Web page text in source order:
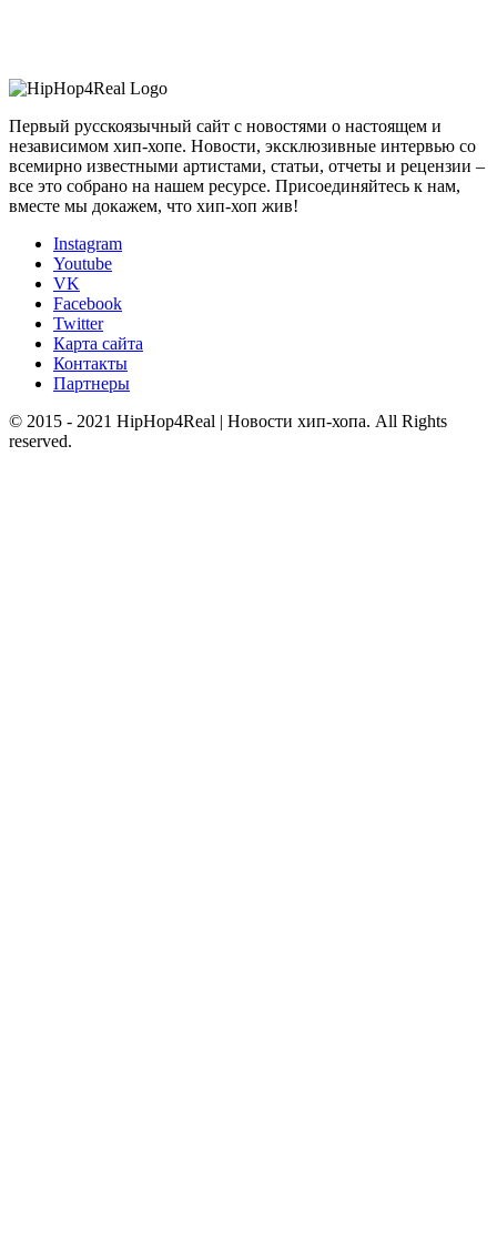
Первый русскоязычный сайт с новостями о настоящем и
независимом хип-хопе. Новости, эксклюзивные интервью со
всемирно известными артистами, статьи, отчеты и рецензии –
все это собрано на нашем ресурсе. Присоединяйтесь к нам,
вместе мы докажем, что хип-хоп жив!
Instagram
Youtube
VK
Facebook
Twitter
Карта сайта
Контакты
Партнеры
© 2015 - 2021 HipHop4Real | Новости хип-хопа. All Rights
reserved.